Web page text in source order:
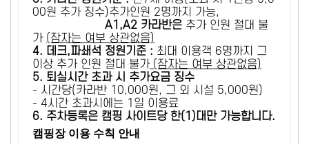
00원 추가 징수)추가인원 2명까지 가능,
A1,A2 카라반은 추가 인원 절대 불
가 (잠자는 여부 상관없음)
4. 데크,파쇄석 정원기준 : ​최대 이용객 6명까지 그
이상 추가 인원 절대 불가 (잠자는 여부 상관없음)
5. 퇴실시간 초과 시 추가요금 징수
- 시간당(카라반 10,000원, 그 외 시설 5,000원)
- 4시간 초과시에는 1일 이용료
6. 주차등록은 캠핑 사이트당 한(1)대만 가능합니다.
캠핑장 이용 수칙 안내